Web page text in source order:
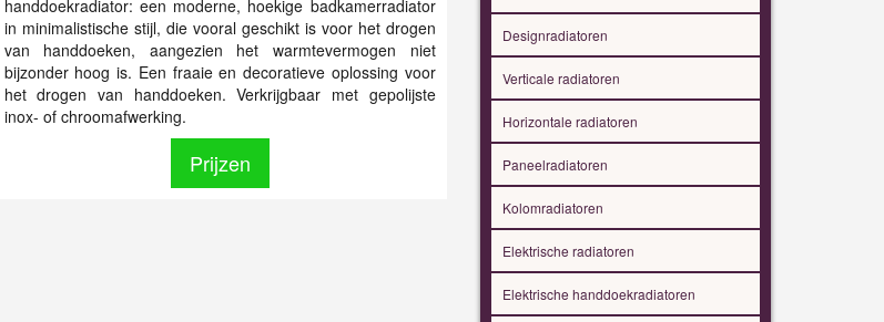
handdoekradiator: een moderne, hoekige badkamerradiator
in minimalistische stijl, die vooral geschikt is voor het drogen
van handdoeken, aangezien het warmtevermogen niet
bijzonder hoog is. Een fraaie en decoratieve oplossing voor
het drogen van handdoeken. Verkrijgbaar met gepolijste
inox- of chroomafwerking.
Prijzen
Designradiatoren
Verticale radiatoren
Horizontale radiatoren
Paneelradiatoren
Kolomradiatoren
Elektrische radiatoren
Elektrische handdoekradiatoren